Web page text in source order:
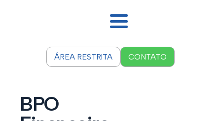
ÁREA RESTRITA CONTATO
BPO